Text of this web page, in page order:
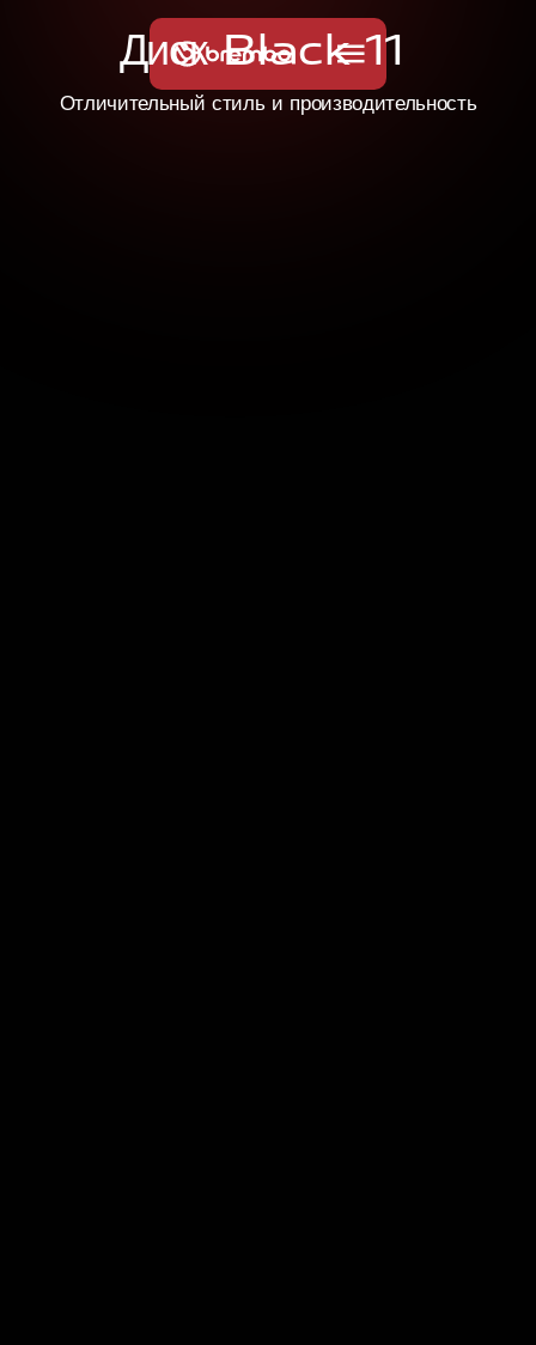
Диск Black 11
Отличительный стиль и производительность